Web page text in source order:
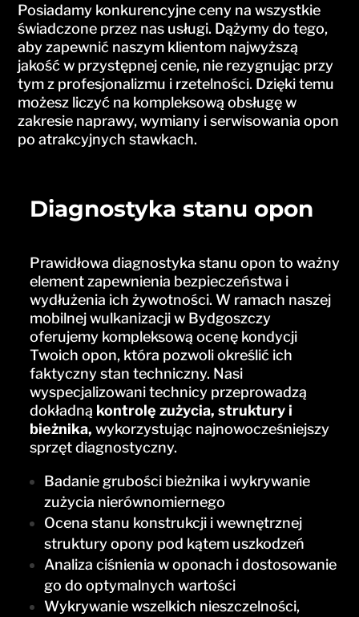
Posiadamy konkurencyjne ceny na wszystkie
świadczone przez nas usługi. Dążymy do tego,
aby zapewnić naszym klientom najwyższą
jakość w przystępnej cenie, nie rezygnując przy
tym z profesjonalizmu i rzetelności. Dzięki temu
możesz liczyć na kompleksową obsługę w
zakresie naprawy, wymiany i serwisowania opon
po atrakcyjnych stawkach.
Diagnostyka stanu opon
Prawidłowa diagnostyka stanu opon to ważny
element zapewnienia bezpieczeństwa i
wydłużenia ich żywotności. W ramach naszej
mobilnej wulkanizacji w Bydgoszczy
oferujemy kompleksową ocenę kondycji
Twoich opon, która pozwoli określić ich
faktyczny stan techniczny. Nasi
wyspecjalizowani technicy przeprowadzą
dokładną kontrolę zużycia, struktury i
bieżnika, wykorzystując najnowocześniejszy
sprzęt diagnostyczny.
Badanie grubości bieżnika i wykrywanie
zużycia nierównomiernego
Ocena stanu konstrukcji i wewnętrznej
struktury opony pod kątem uszkodzeń
Analiza ciśnienia w oponach i dostosowanie
go do optymalnych wartości
Wykrywanie wszelkich nieszczelności,